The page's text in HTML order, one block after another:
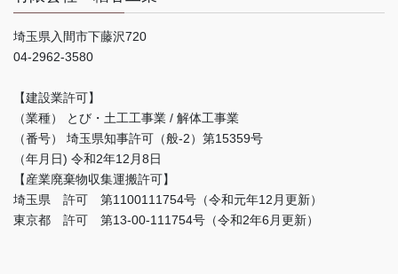
埼玉県入間市下藤沢720
04-2962-3580
【建設業許可】
（業種） とび・土工工事業 / 解体工事業
（番号） 埼玉県知事許可（般-2）第15359号
（年月日) 令和2年12月8日
【産業廃棄物収集運搬許可】
埼玉県 許可 第1100111754号（令和元年12月更新）
東京都 許可 第13-00-111754号（令和2年6月更新）